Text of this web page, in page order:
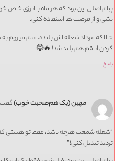
پیام اصلی این بود که هر ماه با انرژی
بشی و از فرصت ها استفاده کنی.
حالا که مرداد شعله اش بلنده، منم میروم
کردن اتاقم هم بلند شد! 🔥😂
پاسخ
مهین (یک هم‌صحبت خوب) گفت:
“شعله شمعت هرچه باشد، فقط تو هستی که
تردید تبدیل کنی!”